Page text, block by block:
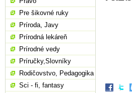
Pre šikovné ruky
Príroda, Javy
Prírodná lekáreň
Prírodné vedy
Príručky,Slovníky
Rodičovstvo, Pedagogika
Sci - fi, fantasy